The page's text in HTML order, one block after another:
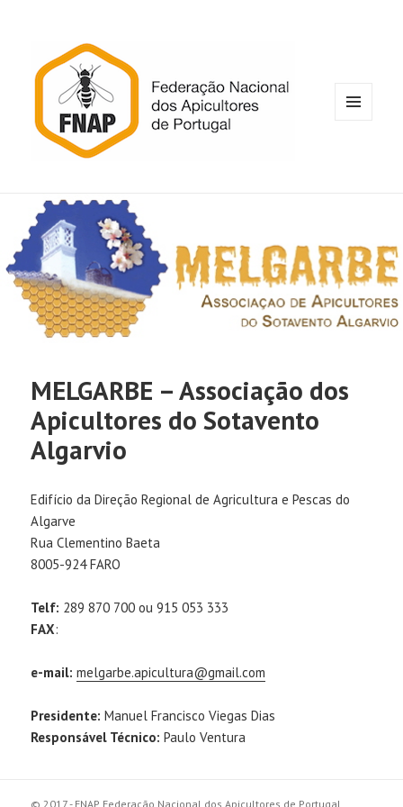
MELGARBE – Associação dos
Apicultores do Sotavento
Algarvio
Edifício da Direção Regional de Agricultura e Pescas do
Algarve
Rua Clementino Baeta
8005-924 FARO
Telf: 289 870 700 ou 915 053 333
FAX:
e-mail: melgarbe.apicultura@gmail.com
Presidente: Manuel Francisco Viegas Dias
Responsável Técnico: Paulo Ventura
© 2017 - FNAP Federação Nacional dos Apicultores de Portugal